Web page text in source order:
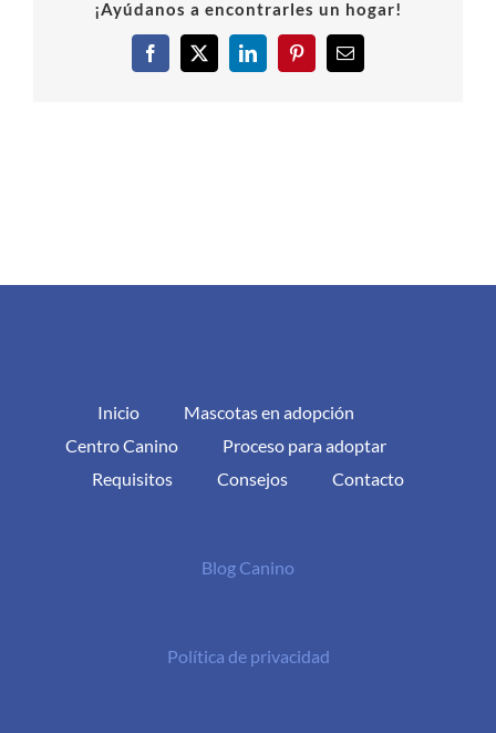
¡Ayúdanos a encontrarles un hogar!
Facebook
X LinkedInPinterestCorreo
Inicio
Mascotas en adopción
Centro Canino
Proceso para adoptar
Requisitos
Consejos Contacto
Blog Canino
Política de privacidad